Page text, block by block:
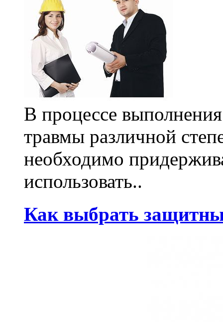
В процессе
травмы различной
необходимо
использовать..
Как выбрать